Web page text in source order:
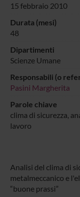
15 febbraio 2010
Durata (mesi)
48
Dipartimenti
Scienze Umane
Responsabili (o
Pasini Margherita
Parole chiave
clima di sicurezza,
lavoro
Analisi del clima di
metalmeccanico e
“buone prassi”